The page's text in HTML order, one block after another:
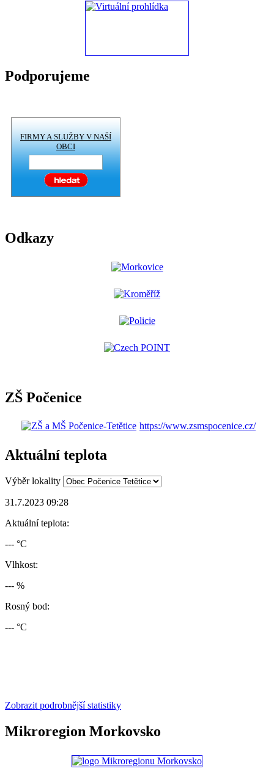
Podporujeme
FIRMY A SLUŽBY V NAŠÍ
OBCI
Odkazy
ZŠ Počenice
https://www.zsmspocenice.cz/
Aktuální teplota
Výběr lokality
31.7.2023 09:28
Aktuální teplota:
--- °C
Vlhkost:
--- %
Rosný bod:
--- °C
Zobrazit podrobnější statistiky
Mikroregion Morkovsko